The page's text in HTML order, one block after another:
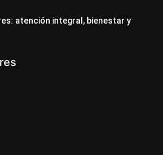
atención integral, bienestar y